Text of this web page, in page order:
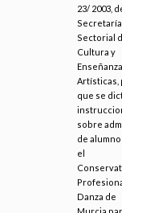
23/ 2003, de la
Secretaría
Sectorial de
Cultura y
Enseñanzas
Artísticas, por la
que se dictan
instrucciones
sobre admisión
de alumnos en
el
Conservatorio
Profesional de
Danza de